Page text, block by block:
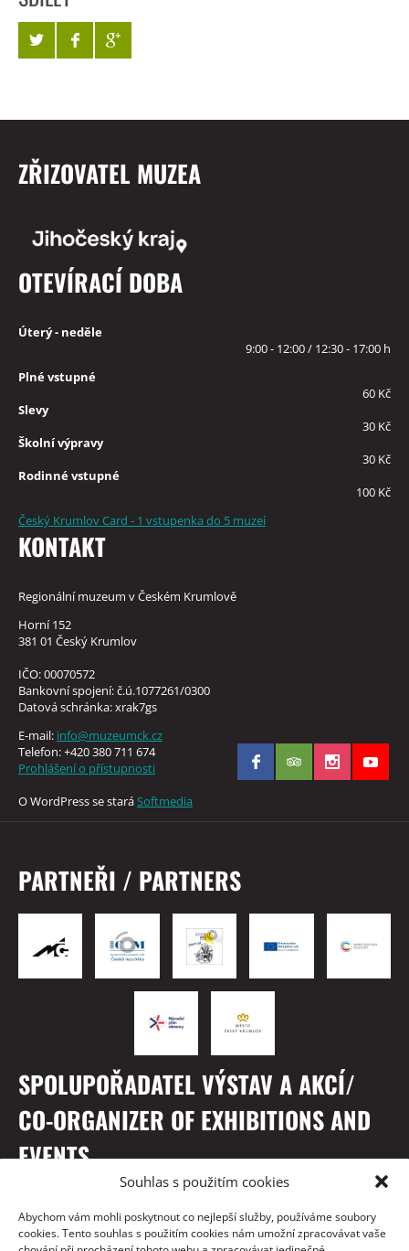
Souhlas s použitím cookies
Abychom vám mohli poskytnout co nejlepší služby, používáme soubory
cookies. Tento souhlas s použitím cookies nám umožní zpracovávat vaše
ZŘIZOVATEL MUZEA
OTEVÍRACÍ DOBA
Úterý - neděle
9:00 - 12:00 / 12:30 - 17:00 h
Plné vstupné
60 Kč
Slevy
30 Kč
Školní výpravy
30 Kč
Rodinné vstupné
100 Kč
Český Krumlov Card - 1 vstupenka do 5 muzeí
KONTAKT
Regionální muzeum v Českém Krumlově
Horní 152
381 01 Český Krumlov
IČO: 00070572
Bankovní spojení: č.ú.1077261/0300
Datová schránka: xrak7gs
E-mail: info@muzeumck.cz
Telefon: +420 380 711 674
Prohlášení o přístupnosti
O WordPress se staráSoftmedia
PARTNEŘI / PARTNERS
SPOLUPOŘADATEL VÝSTAV A AKCÍ/
CO-ORGANIZER OF EXHIBITIONS AND
EVENTS